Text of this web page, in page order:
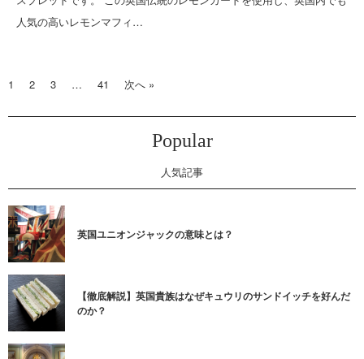
人気の高いレモンマフィ…
1 2 3 … 41 次へ »
Popular
人気記事
英国ユニオンジャックの意味とは？
【徹底解説】英国貴族はなぜキュウリのサンドイッチを好んだ
のか？